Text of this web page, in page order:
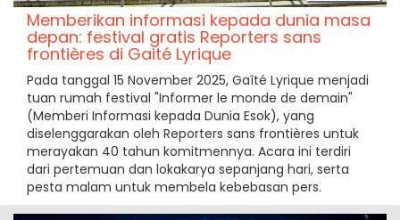
Memberikan informasi kepada dunia masa
depan: festival gratis Reporters sans
frontières di Gaité Lyrique
Pada tanggal 15 November 2025, Gaîté Lyrique menjadi
tuan rumah festival "Informer le monde de demain"
(Memberi Informasi kepada Dunia Esok), yang
diselenggarakan oleh Reporters sans frontières untuk
merayakan 40 tahun komitmennya. Acara ini terdiri
dari pertemuan dan lokakarya sepanjang hari, serta
pesta malam untuk membela kebebasan pers.